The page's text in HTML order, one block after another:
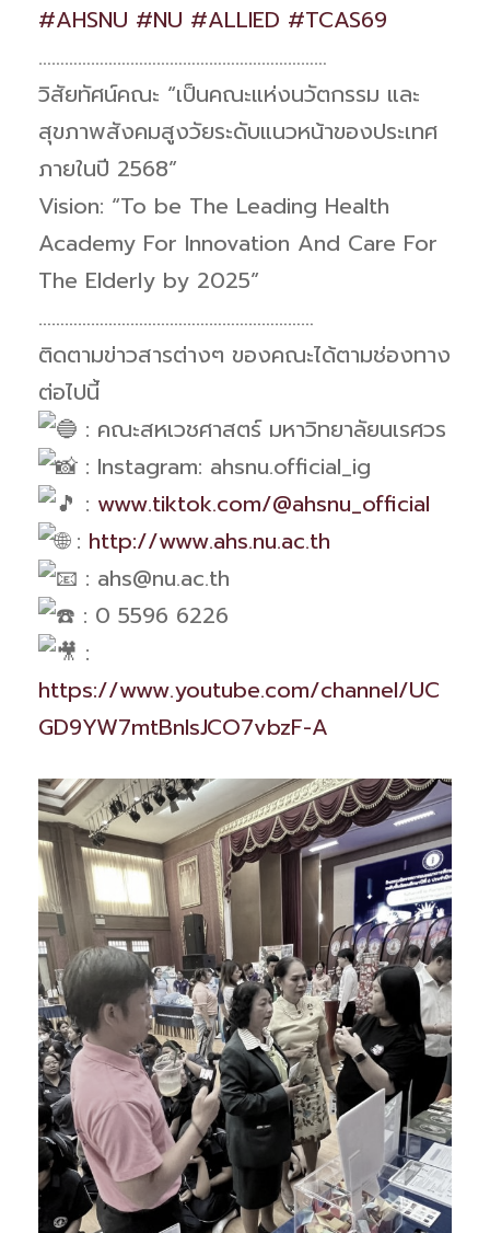
#AHSNU #NU #ALLIED #TCAS69
…………………………………………………………
วิสัยทัศน์คณะ “เป็นคณะแห่งนวัตกรรม และ
สุขภาพสังคมสูงวัยระดับแนวหน้าของประเทศ
ภายในปี 2568”
Vision: “To be The Leading Health
Academy For Innovation And Care For
The Elderly by 2025”
………………………………………………………
ติดตามข่าวสารต่างๆ ของคณะได้ตามช่องทาง
ต่อไปนี้
: คณะสหเวชศาสตร์ มหาวิทยาลัยนเรศวร
: Instagram: ahsnu.official_ig
: www.tiktok.com/@ahsnu_official
: http://www.ahs.nu.ac.th
: ahs@nu.ac.th
: 0 5596 6226
:
https://www.youtube.com/channel/UC
GD9YW7mtBnlsJCO7vbzF-A